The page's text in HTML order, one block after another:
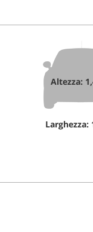
Altezza:
Larghezza: